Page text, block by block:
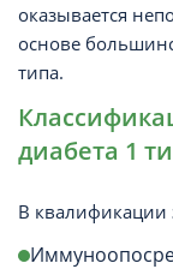
оказывается
основе
типа.
диабета 1
В